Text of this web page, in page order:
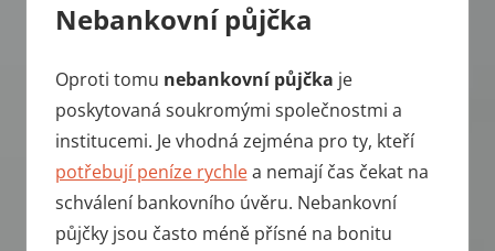
Nebankovní půjčka
Oproti tomu nebankovní půjčka je
poskytovaná soukromými společnostmi a
institucemi. Je vhodná zejména pro ty, kteří
potřebují peníze rychlea nemají čas čekat na
schválení bankovního úvěru. Nebankovní
půjčky jsou často méně přísné na bonitu